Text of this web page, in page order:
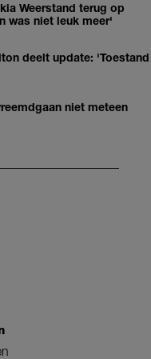
Weerstand terug op
was niet leuk meer'
deelt update: 'Toestand
niet meteen